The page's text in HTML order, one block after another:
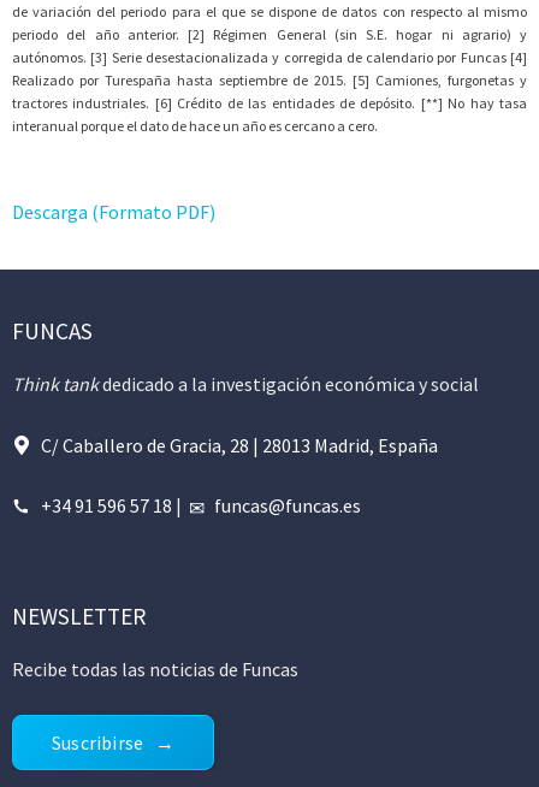
de variación del periodo para el que se dispone de datos con respecto al mismo
periodo del año anterior. [2] Régimen General (sin S.E. hogar ni agrario) y
autónomos. [3] Serie desestacionalizada y corregida de calendario por Funcas [4]
Realizado por Turespaña hasta septiembre de 2015. [5] Camiones, furgonetas y
tractores industriales. [6] Crédito de las entidades de depósito. [**] No hay tasa
interanual porque el dato de hace un año es cercano a cero.
Descarga (Formato PDF)
FUNCAS
Think tankdedicado a la investigación económica y social
C/ Caballero de Gracia, 28 | 28013 Madrid, España
+34 91 596 57 18 | funcas@funcas.es
NEWSLETTER
Recibe todas las noticias de Funcas
Suscribirse